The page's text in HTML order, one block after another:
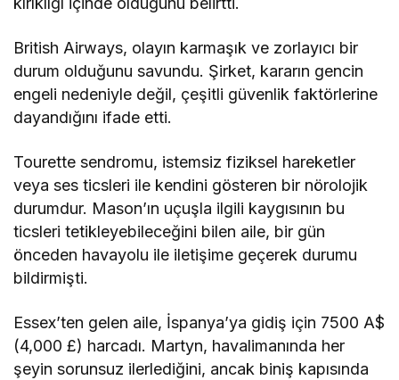
British Airways, olayın karmaşık ve zorlayıcı bir
durum olduğunu savundu. Şirket, kararın gencin
engeli nedeniyle değil, çeşitli güvenlik faktörlerine
dayandığını ifade etti.
Tourette sendromu, istemsiz fiziksel hareketler
veya ses ticsleri ile kendini gösteren bir nörolojik
durumdur. Mason’ın uçuşla ilgili kaygısının bu
ticsleri tetikleyebileceğini bilen aile, bir gün
önceden havayolu ile iletişime geçerek durumu
bildirmişti.
Essex’ten gelen aile, İspanya’ya gidiş için 7500 A$
(4,000 £) harcadı. Martyn, havalimanında her
şeyin sorunsuz ilerlediğini, ancak biniş kapısında